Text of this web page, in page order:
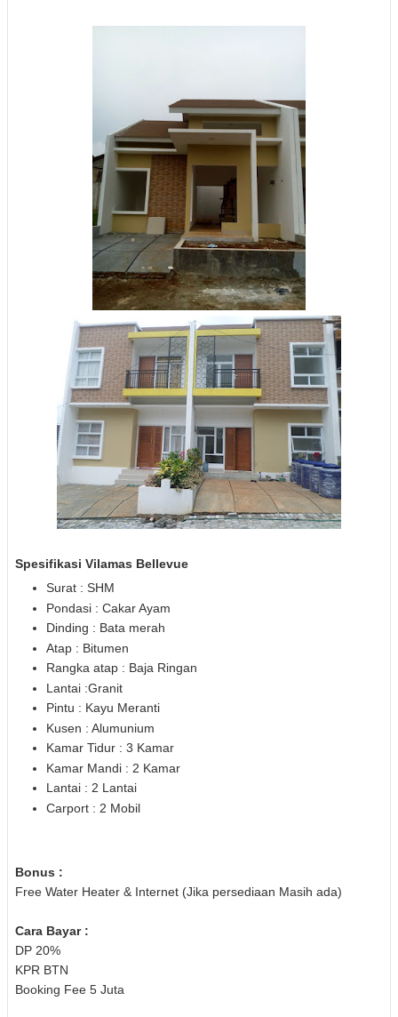
Spesifikasi Vilamas Bellevue
Surat : SHM
Pondasi : Cakar Ayam
Dinding : Bata merah
Atap : Bitumen
Rangka atap : Baja Ringan
Lantai :Granit
Pintu : Kayu Meranti
Kusen : Alumunium
Kamar Tidur : 3 Kamar
Kamar Mandi : 2 Kamar
Lantai : 2 Lantai
Carport : 2 Mobil
Bonus :
Free Water Heater & Internet (Jika persediaan Masih ada)
Cara Bayar :
DP 20%
KPR BTN
Booking Fee 5 Juta